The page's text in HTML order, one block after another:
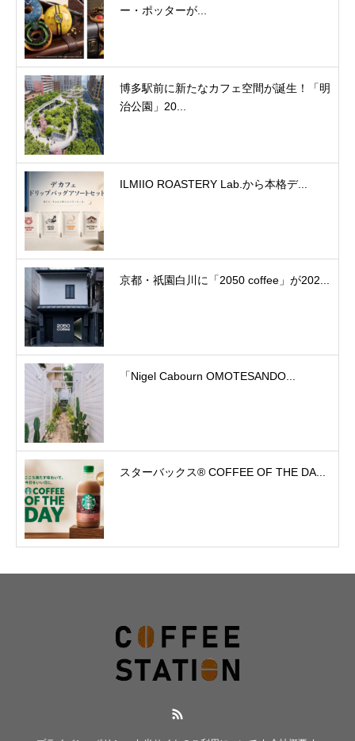
ー・ポッターが...
博多駅前に新たなカフェ空間が誕生！「明
治公園」20...
ILMIIO ROASTERY Lab.から本格デ...
京都・祇園白川に「2050 coffee」が202...
「Nigel Cabourn OMOTESANDO...
スターバックス® COFFEE OF THE DA...